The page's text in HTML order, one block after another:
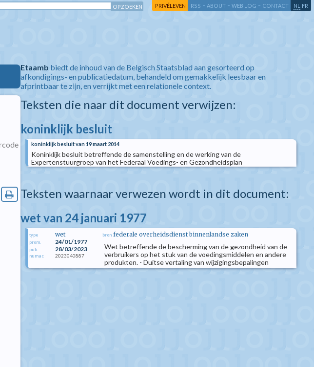
PRIVÉLEVEN RSS - ABOUT - WEB LOG - CONTACT NL FR
Etaamb biedt de inhoud van de Belgisch Staatsblad aan gesorteerd op
afkondigings- en publicatiedatum, behandeld om gemakkelijk leesbaar en
afprintbaar te zijn, en verrijkt met een relationele context.
Teksten die naar dit document verwijzen:
koninklijk besluit
koninklijk besluit van 19 maart 2014
Koninklijk besluit betreffende de samenstelling en de werking van de
Expertenstuurgroep van het Federaal Voedings- en Gezondheidsplan
Teksten waarnaar verwezen wordt in dit document:
wet van 24 januari 1977
type wet
prom. 24/01/1977
pub. 28/03/2023
numac 2023040887
bron federale overheidsdienst binnenlandse zaken
Wet betreffende de bescherming van de gezondheid van de
verbruikers op het stuk van de voedingsmiddelen en andere
produkten. - Duitse vertaling van wijzigingsbepalingen